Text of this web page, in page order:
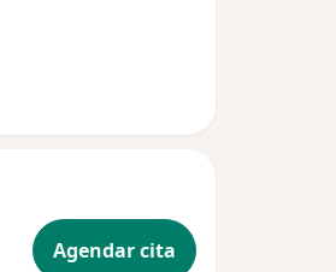
Agendar cita